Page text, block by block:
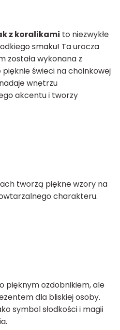
z koralikami to niezwykłe
smaku! Ta urocza
została wykonana z
świeci na choinkowej
wnętrzu
akcentu i tworzy
tworzą piękne wzory na
charakteru.
pięknym ozdobnikiem, ale
dla bliskiej osoby.
symbol słodkości i magii